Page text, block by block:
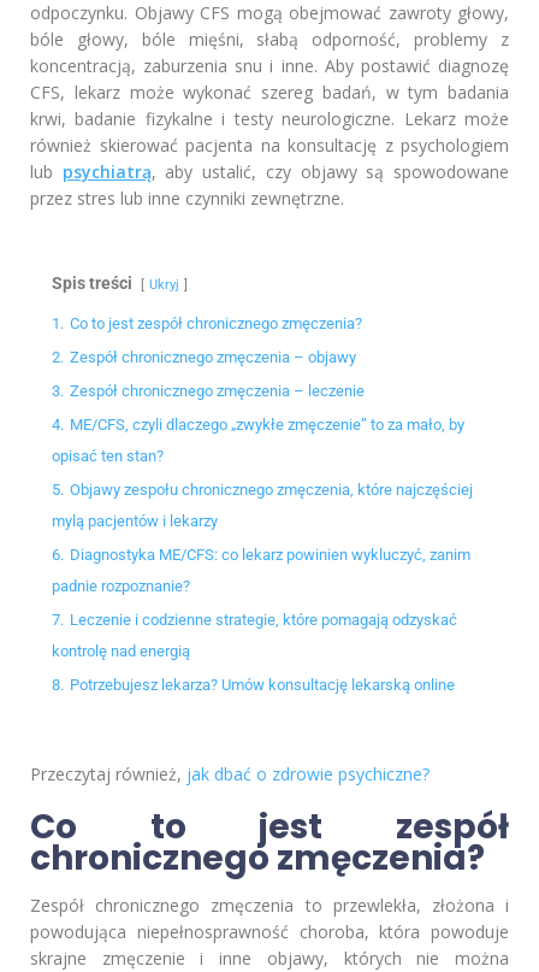
odpoczynku. Objawy CFS mogą obejmować zawroty głowy,
bóle głowy, bóle mięśni, słabą odporność, problemy z
koncentracją, zaburzenia snu i inne. Aby postawić diagnozę
CFS, lekarz może wykonać szereg badań, w tym badania
krwi, badanie fizykalne i testy neurologiczne. Lekarz może
również skierować pacjenta na konsultację z psychologiem
lub psychiatrą, aby ustalić, czy objawy są spowodowane
przez stres lub inne czynniki zewnętrzne.
Spis treści Ukryj
1. Co to jest zespół chronicznego zmęczenia?
2. Zespół chronicznego zmęczenia – objawy
3. Zespół chronicznego zmęczenia – leczenie
4. ME/CFS, czyli dlaczego „zwykłe zmęczenie” to za mało, by
opisać ten stan?
5. Objawy zespołu chronicznego zmęczenia, które najczęściej
mylą pacjentów i lekarzy
6. Diagnostyka ME/CFS: co lekarz powinien wykluczyć, zanim
padnie rozpoznanie?
7. Leczenie i codzienne strategie, które pomagają odzyskać
kontrolę nad energią
8. Potrzebujesz lekarza? Umów konsultację lekarską online
Przeczytaj również, jak dbać o zdrowie psychiczne?
Co to jest zespół
chronicznego zmęczenia?
Zespół chronicznego zmęczenia to przewlekła, złożona i
powodująca niepełnosprawność choroba, która powoduje
skrajne zmęczenie i inne objawy, których nie można